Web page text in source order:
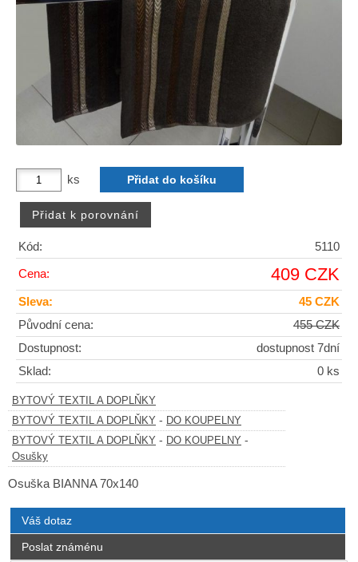
ks
Kód: 5110
Cena: 409 CZK
Sleva:
45 CZK
Původní cena:
455 CZK
Dostupnost:
dostupnost 7dní
Sklad:
0 ks
BYTOVÝ TEXTIL A DOPLŇKY
BYTOVÝ TEXTIL A DOPLŇKY - DO KOUPELNY
BYTOVÝ TEXTIL A DOPLŇKY - DO KOUPELNY -
Osušky
Osuška BIANNA 70x140
Váš dotaz
Poslat známénu